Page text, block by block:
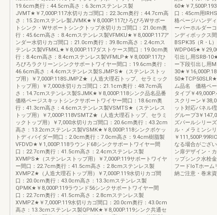
19.6cm奥行：44.5cm高さ：6.3cmステンレス製
JVMT★￥7,000P.117水切りカゴ間口：22.3cm奥行：44.7cm高
さ：15.2cmステンレ製JVMK★￥8,000P.117ひろびろWサポー
トシンク・Wサポートシンクトップ水切りカゴ間口：21.0cm奥
行：45.6cm高さ：8.4cmステンレス製VFMKU★￥8,000P.117ア
ンダー水切りカゴ間口：21.0cm奥行：39.8cm高さ：2.4cmス
テンレス製VFMKL★￥8,000P.117ダストケース間口：19.0cm奥
行：8.4cm高さ：8.4cmステンレス製VFMLP★￥8,000P.117ひ
ろびろラクリーンシンクサポートワイヤー間口：19.6cm奥行：
46.6cm高さ：4.4cmステンレス製SJMPS★（ステンレストッ
プ用）￥7,000P.118SJMPZ★（人造大理石トップ、セラミック
トップ用）￥7,000水切りカゴ間口：21.1cm奥行：48.7cm高
さ：14.7cmステンレス製SJMK★￥8,000P.118シンク品名品番
価格ページスキットシンクサポートワイヤー間口：18.6cm奥
行：41.3cm高さ：4.6cmステンレス製VSMTS★（ステンレス
トップ用）￥7,000P.118VSMTZ★（人造大理石トップ、セラミ
ックトップ用）￥7,000水切りカゴ間口：20.6cm奥行：43.2cm
高さ：13.2cmステンレス製VSMK★￥8,000P.118シンクポケッ
トディバイダー間口：2.0cm奥行：7.0cm高さ：9.4cm樹脂製
VFDVD★￥1,000P.118ラウンド68シンクサポートワイヤー間
口：22.7cm奥行：41.5cm高さ：2.4cmステンレス製
XVMPS★（ステンレストップ用）￥7,000P.119サポートワイヤ
ー間口：22.7cm奥行：41.5cm高さ：2.8cmステンレス製
XVMPZ★（人造大理石トップ用）￥7,000P.119水切りカゴ間
口：20.0cm奥行：43.0cm高さ：13.3cmステンレス製
QPMK★￥8,000P.119ラウンド56シンクサポートワイヤー間
口：22.7cm奥行：41.5cm高さ：2.8cmステンレス製
XVMPZ★￥7,000P.119水切りカゴ間口：20.0cm奥行：43.0cm
高さ：13.3cmステンレス製QPMK★￥8,000P.119シンク共通セ
60★￥
口：45cm用
格ページハンデ
ーパーホルダー
ンディボックス
BSPK35（R・L
WDP045★￥
引出し用SRB-
ー下段引出し用
30★￥
ム品名 価格ペー
タイプ￥
スクリーン￥
ット対応パネルⅠ
グループ3￥
ズパールシリー
ル・メラミンシ
￥
なる場合がござ
ン扉デザイン・
ップシンク水栓
フードIoTホーム
納ご注意・巻末